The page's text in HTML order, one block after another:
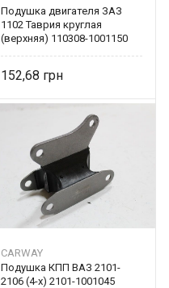
Подушка двигателя ЗАЗ
1102 Таврия круглая
(верхняя) 110308-1001150
152,68
CARWAY
Подушка КПП ВАЗ 2101-
2106 (4-х) 2101-1001045